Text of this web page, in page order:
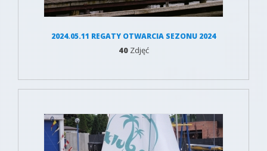
2024.05.11 REGATY OTWARCIA SEZONU 2024
40Zdjęć